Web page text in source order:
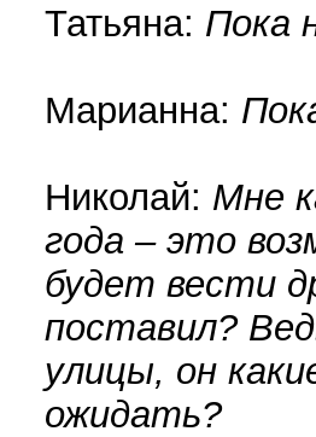
Татьяна: Пока
Марианна:
Николай: Мне
года – это
будет вести
поставил?
улицы, он
ожидать?